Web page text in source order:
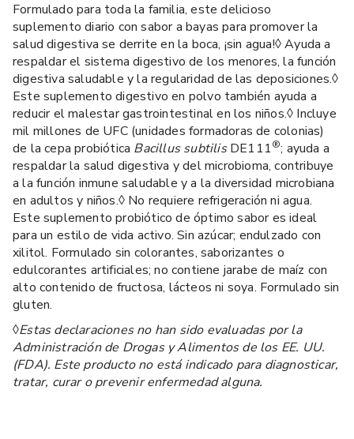
Formulado para toda la familia, este delicioso
suplemento diario con sabor a bayas para promover la
salud digestiva se derrite en la boca, ¡sin agua!◊ Ayuda a
respaldar el sistema digestivo de los menores, la función
digestiva saludable y la regularidad de las deposiciones.◊
Este suplemento digestivo en polvo también ayuda a
reducir el malestar gastrointestinal en los niños.◊ Incluye
mil millones de UFC (unidades formadoras de colonias)
de la cepa probiótica Bacillus subtilisDE111®; ayuda a
respaldar la salud digestiva y del microbioma, contribuye
a la función inmune saludable y a la diversidad microbiana
en adultos y niños.◊ No requiere refrigeración ni agua.
Este suplemento probiótico de óptimo sabor es ideal
para un estilo de vida activo. Sin azúcar; endulzado con
xilitol. Formulado sin colorantes, saborizantes o
edulcorantes artificiales; no contiene jarabe de maíz con
alto contenido de fructosa, lácteos ni soya. Formulado sin
gluten.
◊Estas declaraciones no han sido evaluadas por la
Administración de Drogas y Alimentos de los EE. UU.
(FDA). Este producto no está indicado para diagnosticar,
tratar, curar o prevenir enfermedad alguna.